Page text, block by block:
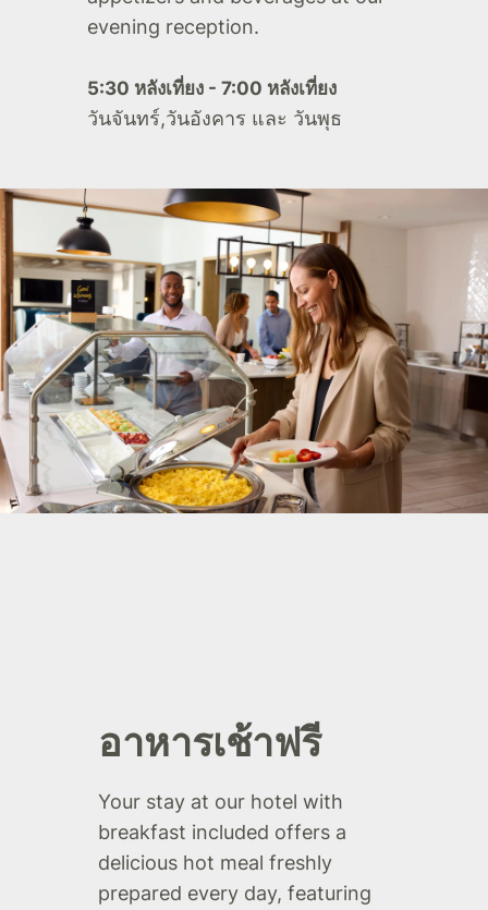
evening reception.
5:30 หลังเที่ยง - 7:00 หลังเที่ยง
วันจันทร์,วันอังคาร และ วันพุธ
อาหารเช้าฟรี
Your stay at our hotel with
breakfast included offers a
delicious hot meal freshly
prepared every day, featuring